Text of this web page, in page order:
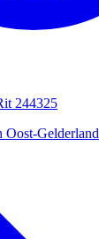
244325
Oost-Gelderland